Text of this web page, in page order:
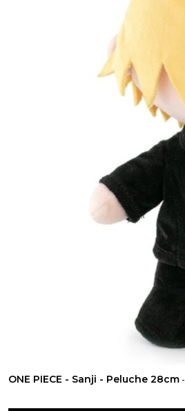
ONE PIECE - Sanji - Peluche 28cm -